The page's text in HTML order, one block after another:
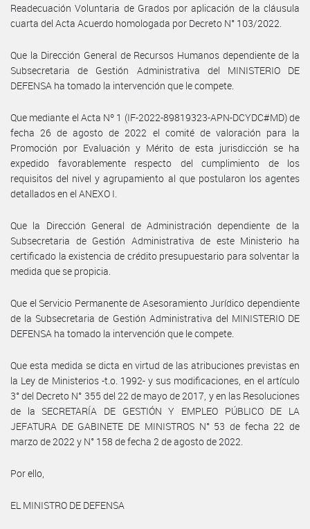
Readecuación Voluntaria de Grados por aplicación de la cláusula
cuarta del Acta Acuerdo homologada por Decreto N° 103/2022.
Que la Dirección General de Recursos Humanos dependiente de la
Subsecretaria de Gestión Administrativa del MINISTERIO DE
DEFENSA ha tomado la intervención que le compete.
Que mediante el Acta Nº 1 (IF-2022-89819323-APN-DCYDC#MD) de
fecha 26 de agosto de 2022 el comité de valoración para la
Promoción por Evaluación y Mérito de esta jurisdicción se ha
expedido favorablemente respecto del cumplimiento de los
requisitos del nivel y agrupamiento al que postularon los agentes
detallados en el ANEXO I.
Que la Dirección General de Administración dependiente de la
Subsecretaria de Gestión Administrativa de este Ministerio ha
certificado la existencia de crédito presupuestario para solventar la
medida que se propicia.
Que el Servicio Permanente de Asesoramiento Jurídico dependiente
de la Subsecretaria de Gestión Administrativa del MINISTERIO DE
DEFENSA ha tomado la intervención que le compete.
Que esta medida se dicta en virtud de las atribuciones previstas en
la Ley de Ministerios -t.o. 1992- y sus modificaciones, en el artículo
3° del Decreto N° 355 del 22 de mayo de 2017, y en las Resoluciones
de la SECRETARÍA DE GESTIÓN Y EMPLEO PÚBLICO DE LA
JEFATURA DE GABINETE DE MINISTROS N° 53 de fecha 22 de
marzo de 2022 y N° 158 de fecha 2 de agosto de 2022.
Por ello,
EL MINISTRO DE DEFENSA